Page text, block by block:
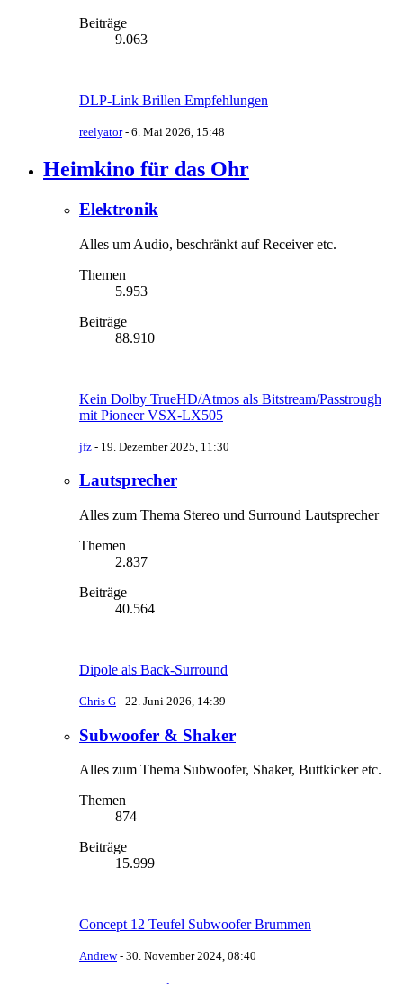
Beiträge
9.063
DLP-Link Brillen Empfehlungen
reelyator- 6. Mai 2026, 15:48
Heimkino für das Ohr
Elektronik
Alles um Audio, beschränkt auf Receiver etc.
Themen
5.953
Beiträge
88.910
Kein Dolby TrueHD/Atmos als Bitstream/Passtrough
mit Pioneer VSX-LX505
jfz - 19. Dezember 2025, 11:30
Lautsprecher
Alles zum Thema Stereo und Surround Lautsprecher
Themen
2.837
Beiträge
40.564
Dipole als Back-Surround
Chris G - 22. Juni 2026, 14:39
Subwoofer & Shaker
Alles zum Thema Subwoofer, Shaker, Buttkicker etc.
Themen
874
Beiträge
15.999
Concept 12 Teufel Subwoofer Brummen
Andrew- 30. November 2024, 08:40